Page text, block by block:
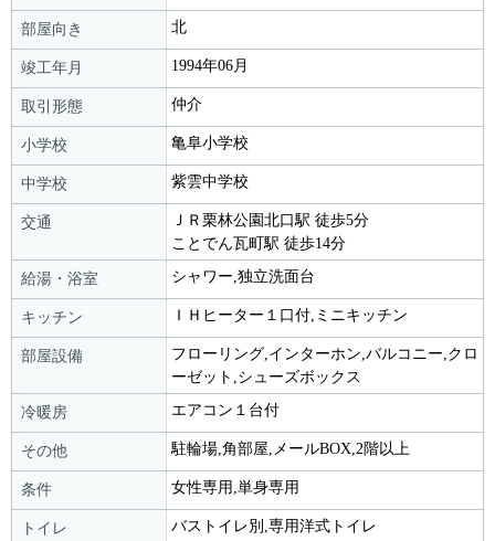
部屋向き 北
竣工年月 1994年06月
取引形態 仲介
小学校 亀阜小学校
中学校 紫雲中学校
交通
ＪＲ栗林公園北口駅 徒歩5分
ことでん瓦町駅 徒歩14分
給湯・浴室 シャワー,独立洗面台
キッチン ＩＨヒーター１口付,ミニキッチン
部屋設備
フローリング,インターホン,バルコニー,クロ
ーゼット,シューズボックス
冷暖房 エアコン１台付
その他 駐輪場,角部屋,メールBOX,2階以上
条件 女性専用,単身専用
トイレ バストイレ別,専用洋式トイレ